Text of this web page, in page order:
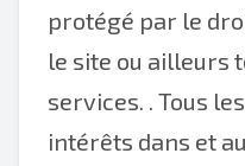
protégé par le
le site ou ailleurs
services. . Tous
intérêts dans et